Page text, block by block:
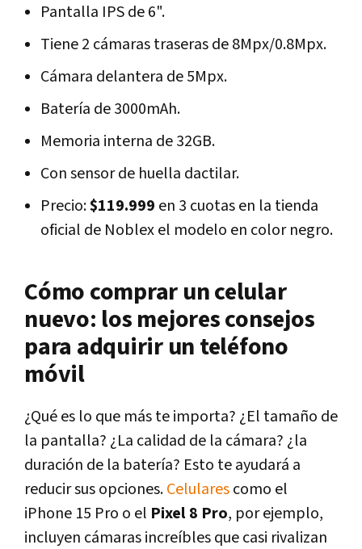
Pantalla IPS de 6".
Tiene 2 cámaras traseras de 8Mpx/0.8Mpx.
Cámara delantera de 5Mpx.
Batería de 3000mAh.
Memoria interna de 32GB.
Con sensor de huella dactilar.
Precio:$119.999 en 3 cuotas en la tienda
oficial de Noblex el modelo en color negro.
Cómo comprar un celular
nuevo: los mejores consejos
para adquirir un teléfono
móvil
¿Qué es lo que más te importa? ¿El tamaño de
la pantalla? ¿La calidad de la cámara? ¿la
duración de la batería? Esto te ayudará a
reducir sus opciones.Celularescomo el
iPhone 15 Pro o el Pixel 8 Pro, por ejemplo,
incluyen cámaras increíbles que casi rivalizan